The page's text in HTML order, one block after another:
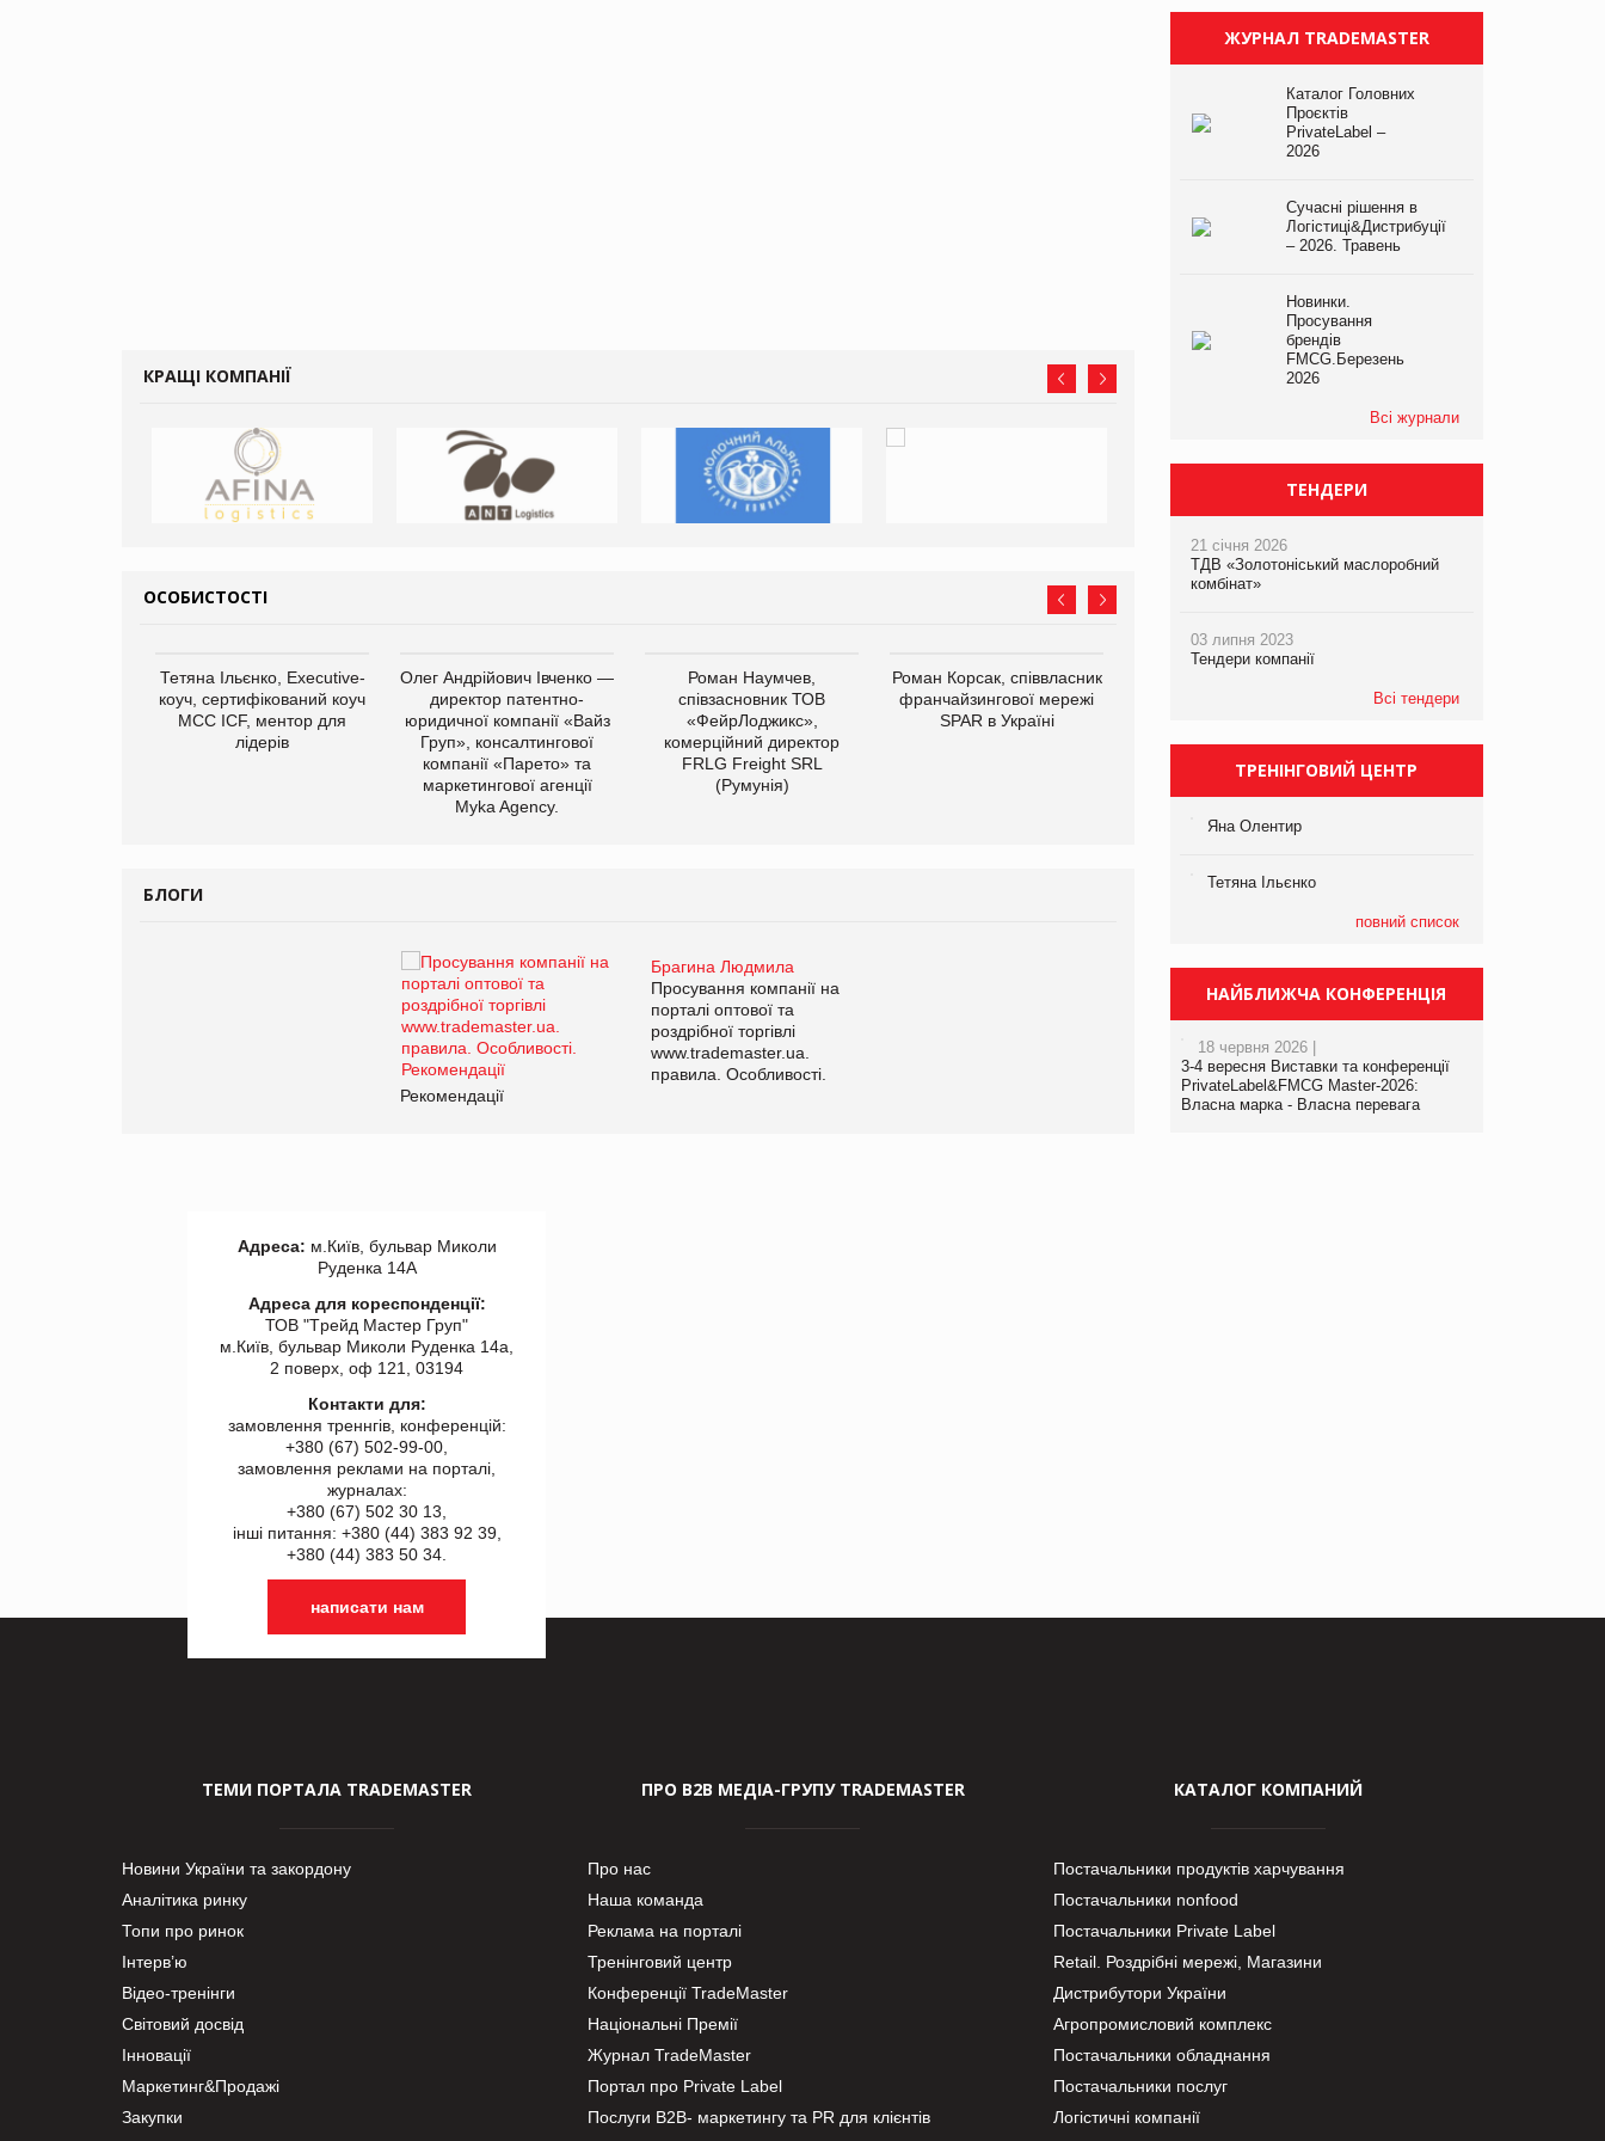
КРАЩІ КОМПАНІЇ
ОСОБИСТОСТІ
Тетяна Ільєнко, Executive-
коуч, сертифікований коуч
МСС ICF, ментор для
лідерів
Олег Андрійович Івченко —
директор патентно-
юридичної компанії «Вайз
Груп», консалтингової
компанії «Парето» та
маркетингової агенції
Myka Agency.
Роман Наумчев,
співзасновник ТОВ
«ФейрЛоджикс»,
комерційний директор
FRLG Freight SRL
(Румунія)
Роман Корсак, співвласник
франчайзингової мережі
SPAR в Україні
виробництва
компанії «УкраМарин»
БЛОГИ
Брагина Людмила
Просування компанії на
порталі оптової та
роздрібної торгівлі
www.trademaster.ua.
правила. Особливості.
Рекомендації
Брагина Людмила
Просування компанії на
www.trademaster.ua.
правила. Особливості.
ЖУРНАЛ TRADEMASTER
Каталог Головних
Проєктів
PrivateLabel –
2026
Сучасні рішення в
Логістиці&Дистрибуції
– 2026. Травень
Новинки.
Просування
брендів
FMCG.Березень
2026
Всі журнали
ТЕНДЕРИ
21 січня 2026
ТДВ «Золотоніський маслоробний
комбінат»
03 липня 2023
Тендери компанії
Всі тендери
ТРЕНІНГОВИЙ ЦЕНТР
Яна Олентир
Тетяна Ільєнко
повний список
НАЙБЛИЖЧА КОНФЕРЕНЦІЯ
18 червня 2026 |
3-4 вересня Виставки та конференції
PrivateLabel&FMCG Master-2026:
Власна марка - Власна перевага
Адреса: м.Київ, бульвар Миколи
Руденка 14А
Адреса для кореспонденції:
ТОВ "Tрейд Мастер Груп"
м.Київ, бульвар Миколи Руденка 14а,
2 поверх, оф 121, 03194
Контакти для:
замовлення треннгів, конференцій:
+380 (67) 502-99-00,
замовлення реклами на порталі,
журналах:
+380 (67) 502 30 13,
інші питання: +380 (44) 383 92 39,
+380 (44) 383 50 34.
написати нам
ТЕМИ ПОРТАЛА TRADEMASTER
Новини України та закордону
Аналітика ринку
Топи про ринок
Інтерв’ю
Відео-тренінги
Світовий досвід
Інновації
Маркетинг&Продажі
Закупки
ПРО В2В МЕДІА-ГРУПУ TRADEMASTER
Про нас
Наша команда
Реклама на порталі
Тренінговий центр
Конференції TradeMaster
Національні Премії
Журнал TradeMaster
Портал про Private Label
Послуги В2В- маркетингу та PR для клієнтів
КАТАЛОГ КОМПАНИЙ
Постачальники продуктів харчування
Постачальники nonfood
Постачальники Private Label
Retail. Роздрібні мережі, Магазини
Дистрибутори України
Агропромисловий комплекс
Постачальники обладнання
Постачальники послуг
Логістичні компанії